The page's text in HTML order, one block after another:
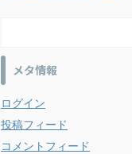
メタ情報
ログイン
投稿フィード
コメントフィード